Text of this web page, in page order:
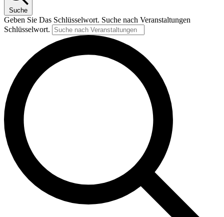
Suche
Geben Sie Das Schlüsselwort. Suche nach Veranstaltungen
Schlüsselwort.